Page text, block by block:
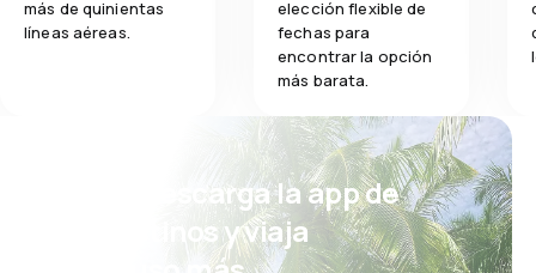
más de quinientas
líneas aéreas.
elección flexible de
fechas para
encontrar la opción
más barata.
¡Eh! Descarga la app de
eDestinos y viaja